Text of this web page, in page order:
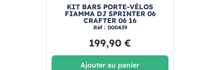
KIT BARS PORTE-VÉLOS
FIAMMA DJ SPRINTER 06
CRAFTER 06 16
Réf : 000439
199,90 €
Ajouter au panier